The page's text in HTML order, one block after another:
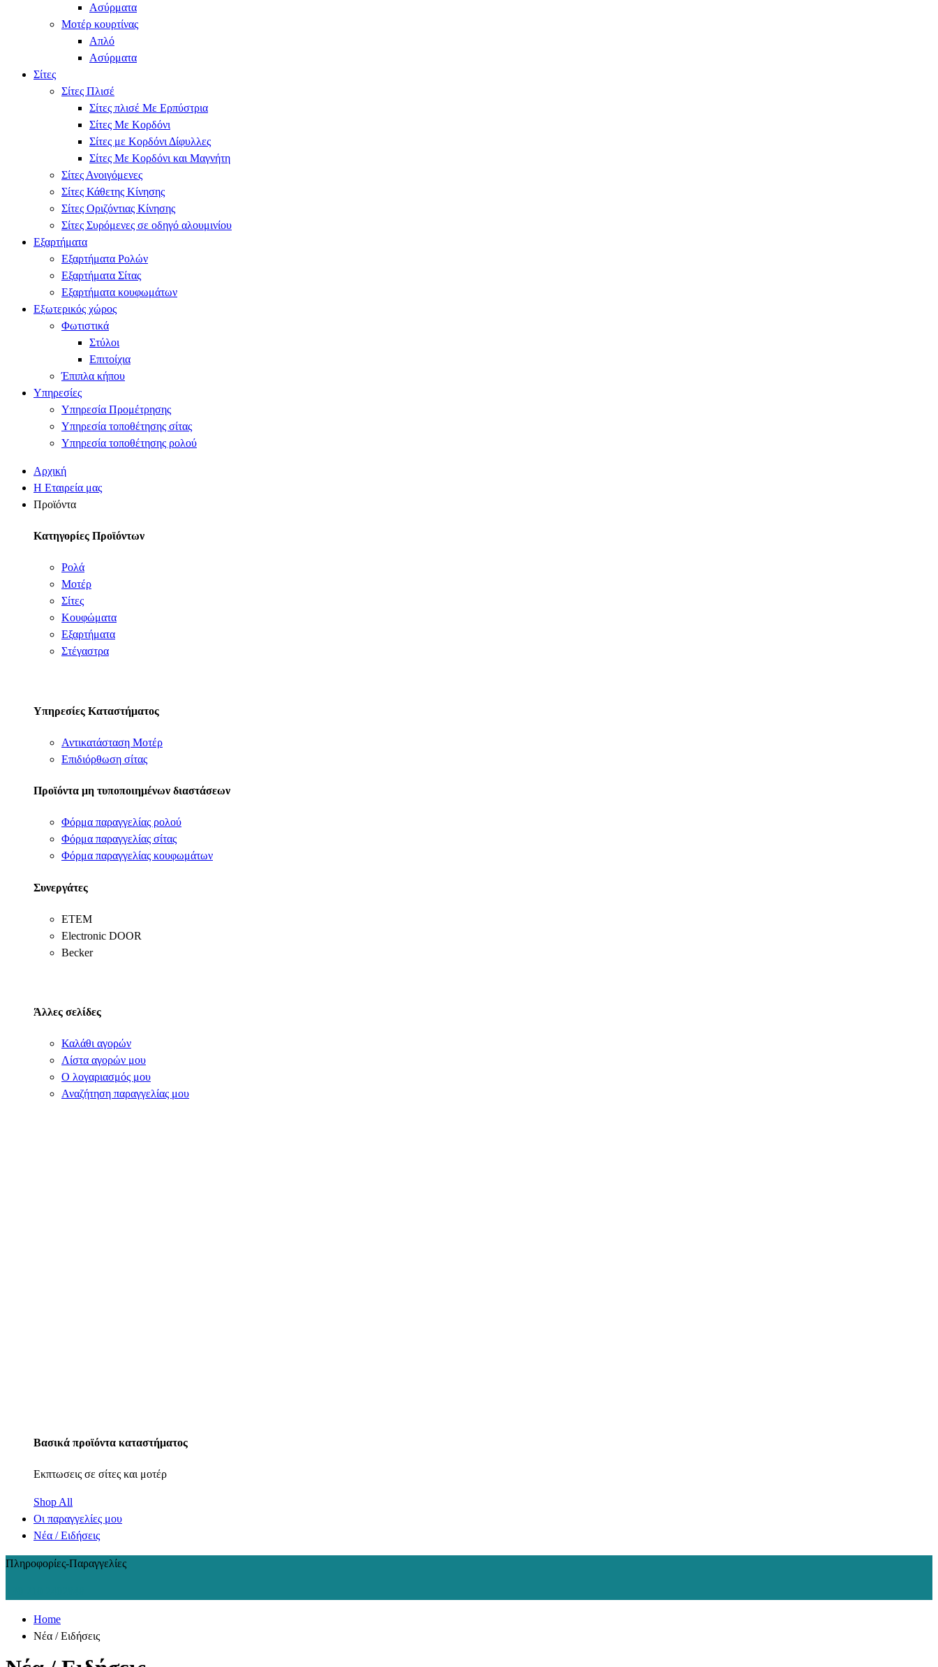
Ασύρματα
Μοτέρ κουρτίνας
Απλό
Ασύρματα
Σίτες
Σίτες Πλισέ
Σίτες πλισέ Με Ερπύστρια
Σίτες Με Κορδόνι
Σίτες με Κορδόνι Δίφυλλες
Σίτες Με Κορδόνι και Μαγνήτη
Σίτες Ανοιγόμενες
Σίτες Κάθετης Κίνησης
Σίτες Οριζόντιας Κίνησης
Σίτες Συρόμενες σε οδηγό αλουμινίου
Εξαρτήματα
Εξαρτήματα Ρολών
Εξαρτήματα Σίτας
Εξαρτήματα κουφωμάτων
Εξωτερικός χώρος
Φωτιστικά
Στύλοι
Επιτοίχια
Έπιπλα κήπου
Υπηρεσίες
Υπηρεσία Προμέτρησης
Υπηρεσία τοποθέτησης σίτας
Υπηρεσία τοποθέτησης ρολού
Αρχική
Η Εταιρεία μας
Προϊόντα
Κατηγορίες Προϊόντων
Ρολά
Μοτέρ
Σίτες
Κουφώματα
Εξαρτήματα
Στέγαστρα
Υπηρεσίες Καταστήματος
Αντικατάσταση Μοτέρ
Επιδιόρθωση σίτας
Προϊόντα μη τυποποιημένων διαστάσεων
Φόρμα παραγγελίας ρολού
Φόρμα παραγγελίας σίτας
Φόρμα παραγγελίας κουφωμάτων
Συνεργάτες
ΕΤΕΜ
Electronic DOOR
Becker
Άλλες σελίδες
Καλάθι αγορών
Λίστα αγορών μου
Ο λογαριασμός μου
Αναζήτηση παραγγελίας μου
Βασικά προϊόντα καταστήματος
Εκπτωσεις σε σίτες και μοτέρ
Shop All
Οι παραγγελίες μου
Νέα / Ειδήσεις
Πληροφορίες-Παραγγελίες
Home
Νέα / Ειδήσεις